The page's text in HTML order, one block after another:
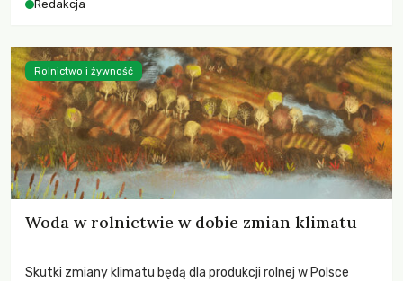
Redakcja
Woda w rolnictwie w dobie zmian klimatu
Skutki zmiany klimatu będą dla produkcji rolnej w Polsce
Rolnictwo i żywność